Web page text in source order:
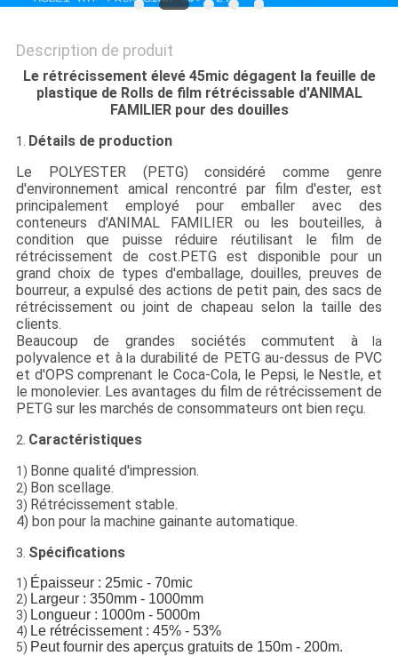
Description de produit
Le rétrécissement élevé 45mic dégagent la feuille de
plastique de Rolls de film rétrécissable d'ANIMAL
FAMILIER pour des douilles
1. Détails deproduction
Le POLYESTER (PETG) considéré comme genre
d'environnement amical rencontré par film d'ester, est
principalement employé pour emballer avec des
conteneurs d'ANIMAL FAMILIER ou les bouteilles, à
condition que puisse réduire réutilisant le film de
rétrécissement de cost.PETG est disponible pour un
grand choix de types d'emballage, douilles, preuves de
bourreur, a expulsé des actions de petit pain, des sacs de
rétrécissement ou joint de chapeau selon la taille des
clients.
Beaucoup de grandes sociétés commutent àla
polyvalence et àla durabilité de PETG au-dessus de PVC
et d'OPS comprenant le Coca-Cola, le Pepsi, le Nestle, et
le monolevier. Les avantages du film de rétrécissement de
PETG sur les marchés de consommateurs ont bien reçu.
2. Caractéristiques
1) Bonne qualité d'impression.
2) Bon scellage.
3) Rétrécissement stable.
4) bon pour la machine gainante automatique.
3. Spécifications
1) Épaisseur : 25mic - 70mic
2) Largeur : 350mm - 1000mm
3) Longueur : 1000m - 5000m
4) Le rétrécissement : 45% - 53%
5) Peut fournir des aperçus gratuits de 150m - 200m.